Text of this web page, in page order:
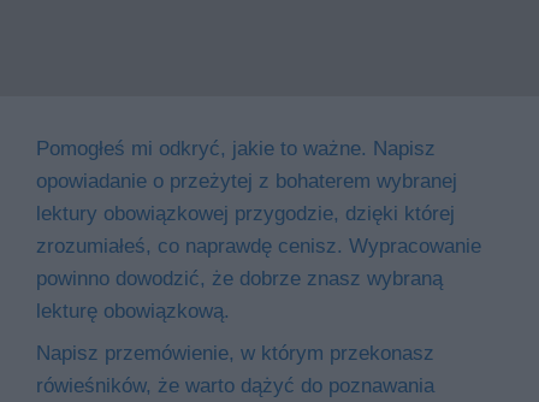
Pomogłeś mi odkryć, jakie to ważne. Napisz
opowiadanie o przeżytej z bohaterem wybranej
lektury obowiązkowej przygodzie, dzięki której
zrozumiałeś, co naprawdę cenisz. Wypracowanie
powinno dowodzić, że dobrze znasz wybraną
lekturę obowiązkową.
Napisz przemówienie, w którym przekonasz
rówieśników, że warto dążyć do poznawania